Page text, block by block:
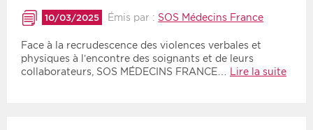
10/03/2025 Émis par : SOS Médecins France
Face à la recrudescence des violences verbales et
physiques à l’encontre des soignants et de leurs
collaborateurs, SOS MÉDECINS FRANCE…
Lire la suite